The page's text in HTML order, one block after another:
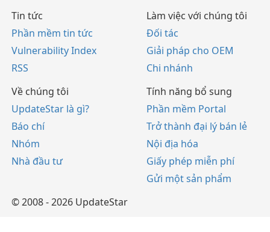
Tin tức
Phần mềm tin tức
Vulnerability Index
RSS
Làm việc với chúng tôi
Đối tác
Giải pháp cho OEM
Chi nhánh
Về chúng tôi
UpdateStar là gì?
Báo chí
Nhóm
Nhà đầu tư
Tính năng bổ sung
Phần mềm Portal
Trở thành đại lý bán lẻ
Nội địa hóa
Giấy phép miễn phí
Gửi một sản phẩm
© 2008 - 2026 UpdateStar